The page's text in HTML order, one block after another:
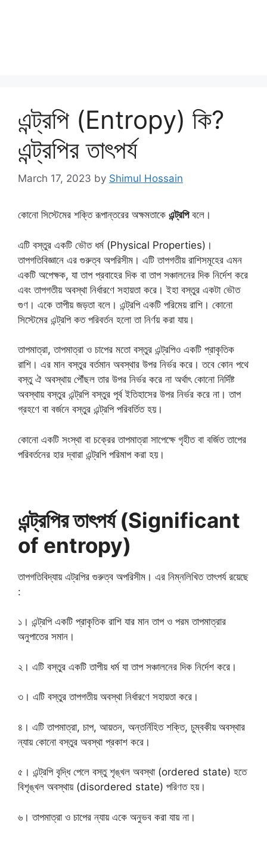
এন্ট্রপি (Entropy) কি?
এন্ট্রপির তাৎপর্য
March 17, 2023 by Shimul Hossain
কোনাে সিস্টেমের শক্তি রূপান্তরের অক্ষমতাকে এন্ট্রপিবলে।
এটি বস্তুর একটি ভৌত ধর্ম (Physical Properties)।
তাপগতিবিজ্ঞানে এর গুরুত্ব অপরিসীম। এটি তাপগতীয় রাশিসমূহের এমন
একটি অপেক্ষক, যা তাপ প্রবাহের দিক বা তাপ সঞ্চালনের দিক নির্দেশ করে
এবং তাপগতীয় অবস্থা নির্ধারণে সহায়তা করে। ইহা বস্তুর একটা ভৌত
গুণ। একে তাপীয় জড়তা বলে। এন্ট্রপি একটি পরিমেয় রাশি। কোনো
সিস্টেমের এন্ট্রপি কত পরিবর্তন হলো তা নির্ণয় করা যায়।
তাপমাত্রা, তাপমাত্রা ও চাপের মতো বস্তুর এন্ট্রপিও একটি প্রাকৃতিক
রাশি। এর মান বস্তুর বর্তমান অবস্থার উপর নির্ভর করে। তবে কোন পথে
বস্তু ঐ অবস্থায় পৌঁছল তার উপর নির্ভর করে না অর্থাৎ কোনো নির্দিষ্ট
অবস্থায় বস্তুর এন্ট্রপি বস্তুর পূর্ব ইতিহাসের উপর নির্ভর করে না। তাপ
গ্রহণে বা বর্জনে বস্তুর এন্ট্রপি পরিবর্তিত হয়।
কোনো একটি সংস্থা বা চক্রের তাপমাত্রা সাপেক্ষে গৃহীত বা বর্জিত তাপের
পরিবর্তনের হার দ্বারা এন্ট্রপি পরিমাপ করা হয়।
এন্ট্রপির তাৎপর্য (Significant
of entropy)
তাপগতিবিদ্যায় এট্রপির গুরুত্ব অপরিসীম। এর নিম্নলিখিত তাৎপর্য রয়েছে
:
১। এন্ট্রপি একটি প্রাকৃতিক রাশি যার মান তাপ ও পরম তাপমাত্রার
অনুপাতের সমান।
২। এটি বস্তুর একটি তাপীয় ধর্ম যা তাপ সঞ্চালনের দিক নির্দেশ করে।
৩। এটি বস্তুর তাপগতীয় অবস্থা নির্ধারণে সহায়তা করে।
৪। এটি তাপমাত্রা, চাপ, আয়তন, অন্তর্নিহিত শক্তি, চুম্বকীয় অবস্থার
ন্যায় কোনো বস্তুর অবস্থা প্রকাশ করে।
৫। এন্ট্রপি বৃদ্ধি পেলে বস্তু শৃঙ্খল অবস্থা (ordered state) হতে
বিশৃঙ্খল অবস্থায় (disordered state) পরিণত হয়।
৬। তাপমাত্রা ও চাপের ন্যায় একে অনুভব করা যায় না।